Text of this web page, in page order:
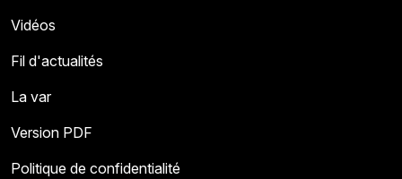
Vidéos
Fil d'actualités
La var
Version PDF
Politique de confidentialité